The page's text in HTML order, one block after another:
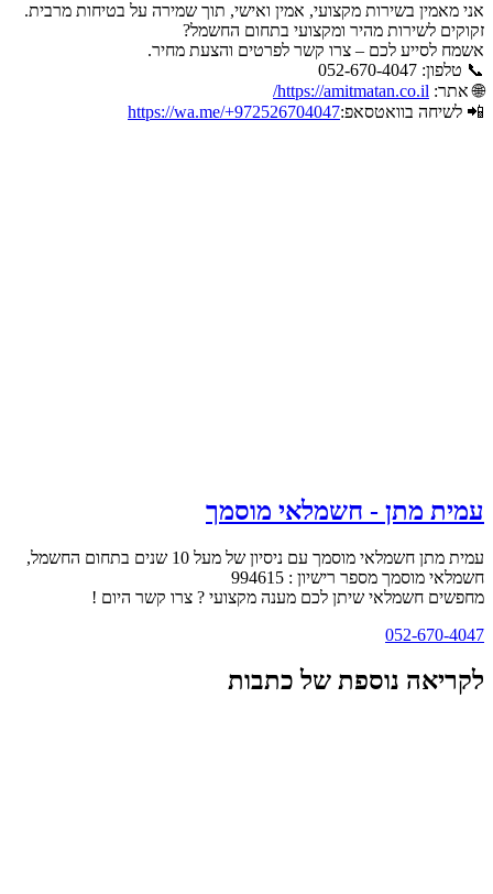
אני מאמין בשירות מקצועי, אמין ואישי, תוך שמירה על בטיחות מרבית.
זקוקים לשירות מהיר ומקצועי בתחום החשמל?
אשמח לסייע לכם – צרו קשר לפרטים והצעת מחיר.
📞 טלפון: 052-670-4047
🌐 אתר: https://amitmatan.co.il/
📲 לשיחה בוואטסאפ:https://wa.me/+972526704047
עמית מתן - חשמלאי מוסמך
עמית מתן חשמלאי מוסמך עם ניסיון של מעל 10 שנים בתחום החשמל,
חשמלאי מוסמך מספר רישיון : 994615
מחפשים חשמלאי שיתן לכם מענה מקצועי ? צרו קשר היום !
052-670-4047
לקריאה נוספת של כתבות